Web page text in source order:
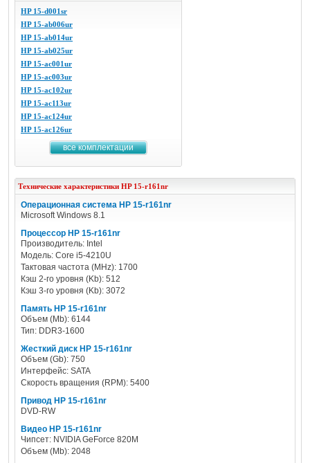
HP 15-d001sr
HP 15-ab006ur
HP 15-ab014ur
HP 15-ab025ur
HP 15-ac001ur
HP 15-ac003ur
HP 15-ac102ur
HP 15-ac113ur
HP 15-ac124ur
HP 15-ac126ur
все комплектации
Технические характеристики HP 15-r161nr
Операционная система HP 15-r161nr
Microsoft Windows 8.1
Процессор HP 15-r161nr
Производитель: Intel
Модель: Core i5-4210U
Тактовая частота (MHz): 1700
Кэш 2-го уровня (Kb): 512
Кэш 3-го уровня (Kb): 3072
Память HP 15-r161nr
Объем (Mb): 6144
Тип: DDR3-1600
Жесткий диск HP 15-r161nr
Объем (Gb): 750
Интерфейс: SATA
Скорость вращения (RPM): 5400
Привод HP 15-r161nr
DVD-RW
Видео HP 15-r161nr
Чипсет: NVIDIA GeForce 820M
Объем (Mb): 2048